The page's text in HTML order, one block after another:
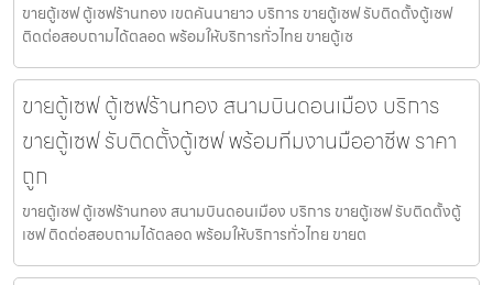
ขายตู้เซฟ ตู้เซฟร้านทอง เขตคันนายาว บริการ ขายตู้เซฟ รับติดตั้งตู้เซฟ
ติดต่อสอบถามได้ตลอด พร้อมให้บริการทั่วไทย ขายตู้เซ
ขายตู้เซฟ ตู้เซฟร้านทอง สนามบินดอนเมือง บริการ
ขายตู้เซฟ รับติดตั้งตู้เซฟ พร้อมทีมงานมืออาชีพ ราคา
ถูก
ขายตู้เซฟ ตู้เซฟร้านทอง สนามบินดอนเมือง บริการ ขายตู้เซฟ รับติดตั้งตู้
เซฟ ติดต่อสอบถามได้ตลอด พร้อมให้บริการทั่วไทย ขายต